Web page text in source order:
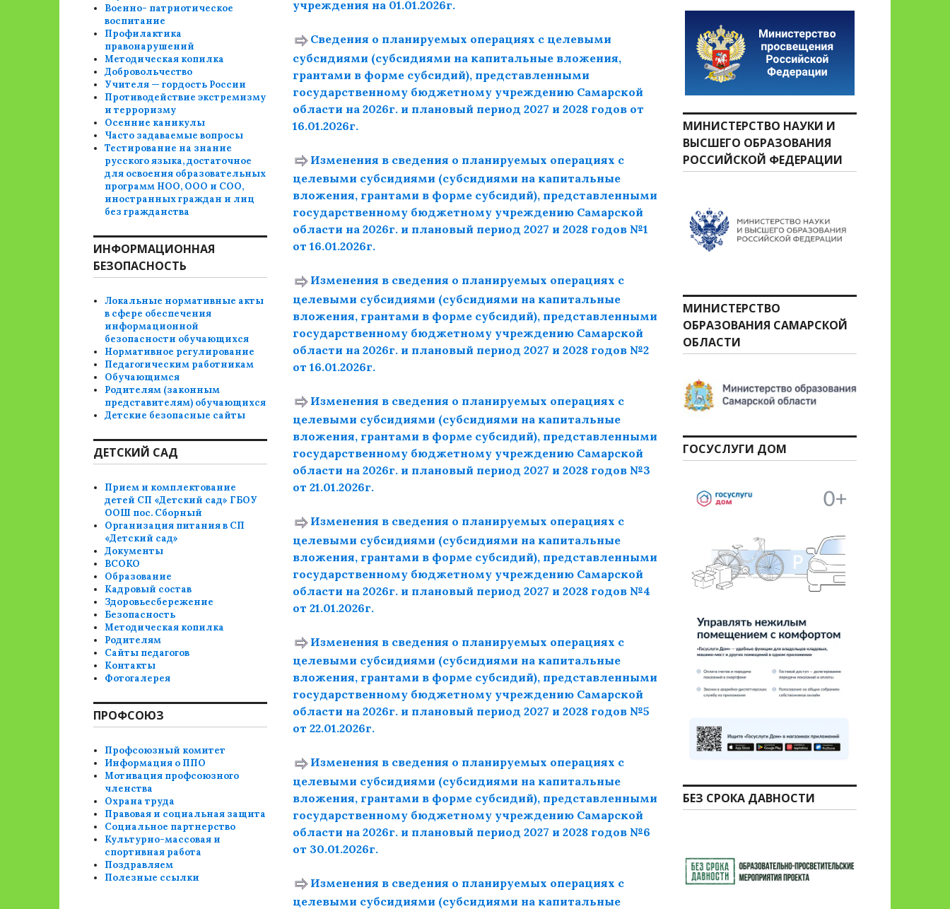
учреждения на 01.01.2026г.
Сведения о планируемых операциях с целевыми
субсидиями (субсидиями на капитальные вложения,
грантами в форме субсидий), представленными
государственному бюджетному учреждению Самарской
области на 2026г. и плановый период 2027 и 2028 годов от
16.01.2026г.
Изменения в сведения о планируемых операциях с
целевыми субсидиями (субсидиями на капитальные
вложения, грантами в форме субсидий), представленными
государственному бюджетному учреждению Самарской
области на 2026г. и плановый период 2027 и 2028 годов №1
от 16.01.2026г.
Изменения в сведения о планируемых операциях с
целевыми субсидиями (субсидиями на капитальные
вложения, грантами в форме субсидий), представленными
государственному бюджетному учреждению Самарской
области на 2026г. и плановый период 2027 и 2028 годов №2
от 16.01.2026г.
Изменения в сведения о планируемых операциях с
целевыми субсидиями (субсидиями на капитальные
вложения, грантами в форме субсидий), представленными
государственному бюджетному учреждению Самарской
области на 2026г. и плановый период 2027 и 2028 годов №3
от 21.01.2026г.
Изменения в сведения о планируемых операциях с
целевыми субсидиями (субсидиями на капитальные
вложения, грантами в форме субсидий), представленными
государственному бюджетному учреждению Самарской
области на 2026г. и плановый период 2027 и 2028 годов №4
от 21.01.2026г.
Изменения в сведения о планируемых операциях с
целевыми субсидиями (субсидиями на капитальные
вложения, грантами в форме субсидий), представленными
государственному бюджетному учреждению Самарской
области на 2026г. и плановый период 2027 и 2028 годов №5
от 22.01.2026г.
Изменения в сведения о планируемых операциях с
целевыми субсидиями (субсидиями на капитальные
вложения, грантами в форме субсидий), представленными
государственному бюджетному учреждению Самарской
области на 2026г. и плановый период 2027 и 2028 годов №6
от 30.01.2026г.
Изменения в сведения о планируемых операциях с
целевыми субсидиями (субсидиями на капитальные
Военно- патриотическое
воспитание
Профилактика
правонарушений
Методическая копилка
Добровольчество
Учителя — гордость России
Противодействие экстремизму
и терроризму
Осенние каникулы
Часто задаваемые вопросы
Тестирование на знание
русского языка, достаточное
для освоения образовательных
программ НОО, ООО и СОО,
иностранных граждан и лиц
без гражданства
ИНФОРМАЦИОННАЯ
БЕЗОПАСНОСТЬ
Локальные нормативные акты
в сфере обеспечения
информационной
безопасности обучающихся
Нормативное регулирование
Педагогическим работникам
Обучающимся
Родителям (законным
представителям) обучающихся
Детские безопасные сайты
ДЕТСКИЙ САД
Прием и комплектование
детей СП «Детский сад» ГБОУ
ООШ пос. Сборный
Организация питания в СП
«Детский сад»
Документы
ВСОКО
Образование
Кадровый состав
Здоровьесбережение
Безопасность
Методическая копилка
Родителям
Сайты педагогов
Контакты
Фотогалерея
ПРОФСОЮЗ
Профсоюзный комитет
Информация о ППО
Мотивация профсоюзного
членства
Охрана труда
Правовая и социальная защита
Социальное партнерство
Культурно-массовая и
спортивная работа
Поздравляем
Полезные ссылки
МИНИСТЕРСТВО НАУКИ И
ВЫСШЕГО ОБРАЗОВАНИЯ
РОССИЙСКОЙ ФЕДЕРАЦИИ
МИНИСТЕРСТВО
ОБРАЗОВАНИЯ САМАРСКОЙ
ОБЛАСТИ
ГОСУСЛУГИ ДОМ
БЕЗ СРОКА ДАВНОСТИ